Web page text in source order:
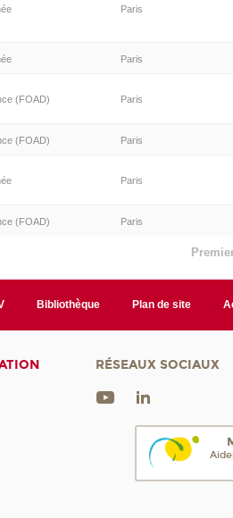
Paris
Paris
(FOAD) Paris
(FOAD) Paris
Paris
(FOAD) Paris
Bibliothèque Plan de site
RÉSEAUX SOCIAUX